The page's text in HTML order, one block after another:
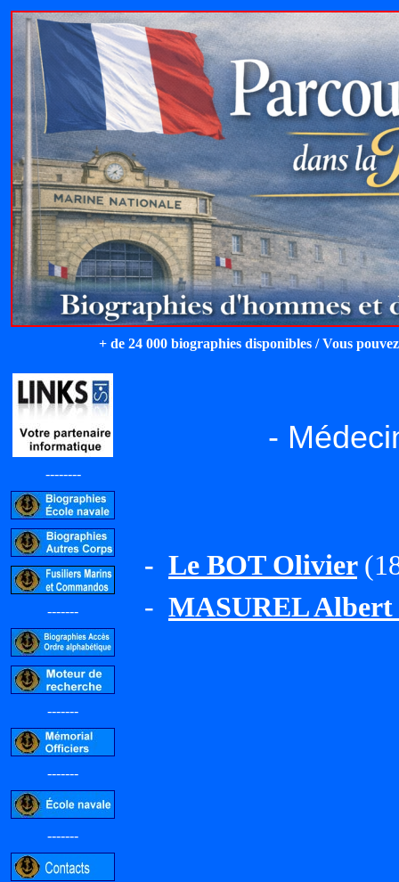
+ de 24 000 biographies disponibles / Vous
--------
-------
-------
-------
-------
-
- Le BOT Olivier
- MASUREL Albert